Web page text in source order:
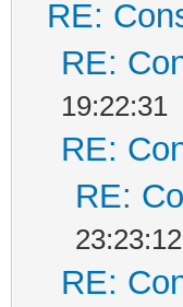
RE:
RE:
19:22:31
RE:
RE:
23:23:12
RE: